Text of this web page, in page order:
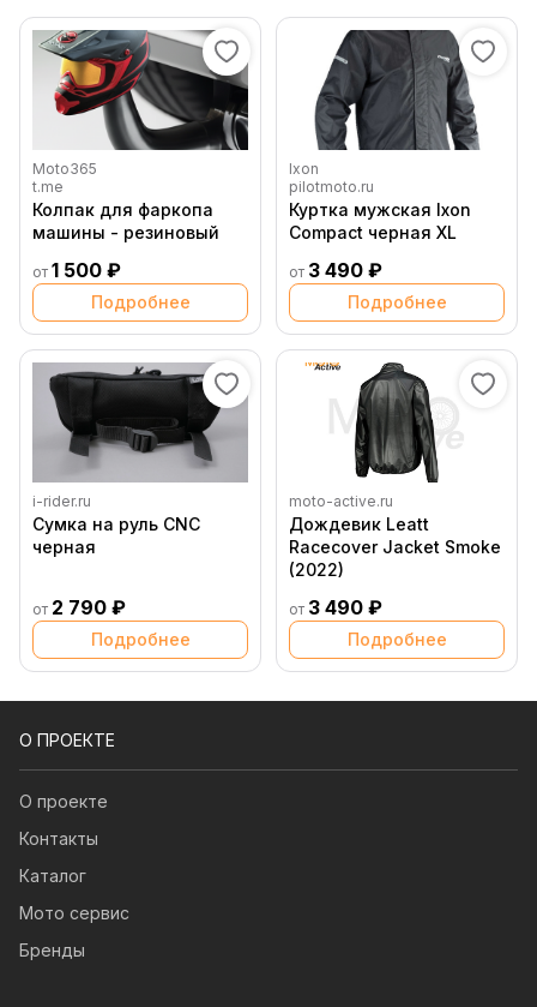
Moto365
t.me
Колпак для фаркопа
машины - резиновый
от 1 500 ₽
Подробнее
Ixon
pilotmoto.ru
Куртка мужская Ixon
Compact черная XL
от 3 490 ₽
Подробнее
i-rider.ru
Сумка на руль CNC
черная
от 2 790 ₽
Подробнее
moto-active.ru
Дождевик Leatt
Racecover Jacket Smoke
(2022)
от 3 490 ₽
Подробнее
О ПРОЕКТЕ
О проекте
Контакты
Каталог
Мото сервис
Бренды